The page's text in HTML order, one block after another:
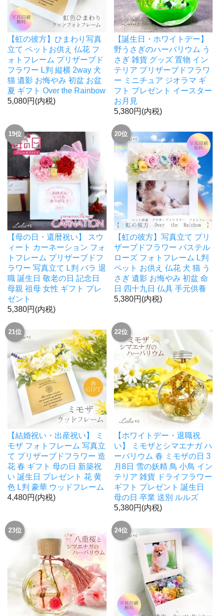
【虹の彼方】ひまわり写真
立て ペットお供え 仏花 フ
ォトフレーム プリザーブド
フラワー L判 縦横 2way 犬
猫 遺影 お悔やみ 初盆 お盆
夏 ギフト Over the Rainbow
5,080円(内税)
【誕生日・ホワイトデー】
野うさぎのハーバリウム う
さぎ 雑貨 グッズ 置物 イン
テリア プリザーブドフラワ
ー ミニチュア ジオラマ ギ
フト プレゼント イースター
お月見
5,380円(内税)
19位
【母の日・還暦祝い】 スウ
ィート カーネーション フォ
トフレーム プリザーブドフ
ラワー 写真立て L判 バラ 退
職 誕生日 敬老の日 記念日
母親 祖母 女性 ギフト プレ
ゼント
5,380円(内税)
20位
【虹の彼方】写真立て プリ
ザーブドフラワー パステル
ローズ フォトフレーム L判
ペット お供え 仏花 犬 猫 う
さぎ 遺影 お悔やみ 初盆 命
日 四十九日 仏具 手元供養
5,380円(内税)
21位
【結婚祝い・出産祝い】 ミ
モザ フォトフレーム 写真立
て プリザーブドフラワー 造
花 春 ギフト 母の日 新築祝
い 誕生日 プレゼント 花 黄
色 L判 豪華 ウッドフレーム
4,480円(内税)
22位
【ホワイトデー・退職祝
い】 ミモザとシマエナガ ハ
ーバリウム 春 ミモザの日 3
月8日 雪の妖精 鳥 小鳥 イン
テリア 雑貨 ドライフラワー
ギフト プレゼント 誕生日
母の日 卒業 送別 ルルズ
5,380円(内税)
23位 24位